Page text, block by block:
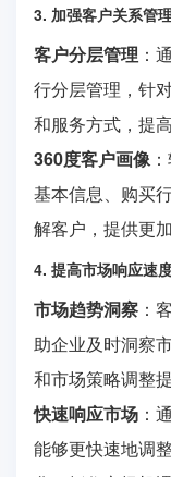
3. 加强客户关系管
客户分层管理 ：
行分层管理，针
和服务方式，提
360度客户画像
基本信息、购买
解客户，提供更
4. 提高市场响应速
市场趋势洞察 ：
助企业及时洞察
和市场策略调整
快速响应市场 ：
能够更快速地调